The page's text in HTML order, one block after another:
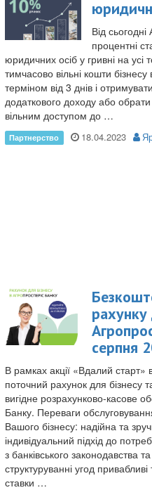
Від
процентні
юридичних осіб у гривні на
тимчасово вільні кошти
терміном від 3 днів і
додаткового доходу або
вільним доступом до …
18.04.2023
рахунку
серпня
В рамках акції «Вдалий старт»
поточний рахунок для бізнесу
вигідне розрахунково-касове
Банку. Переваги
Вашого бізнесу: надійна та
індивідуальний підхід до
з банківського законодавства
структуруванні угод
ставки …